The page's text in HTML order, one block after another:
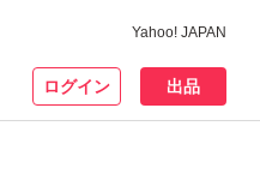
Yahoo! JAPAN
ログイン 出品